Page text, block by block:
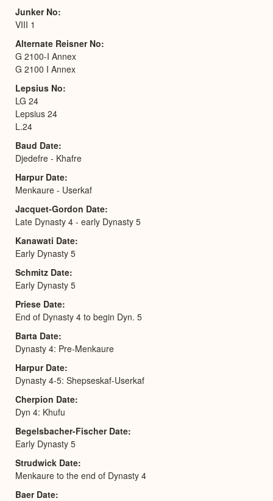
Junker No
VIII 1
Alternate Reisner No
G 2100-I Annex
G 2100 I Annex
Lepsius No
LG 24
Lepsius 24
L.24
Baud Date
Djedefre - Khafre
Harpur Date
Menkaure - Userkaf
Jacquet-Gordon Date
Late Dynasty 4 - early Dynasty 5
Kanawati Date
Early Dynasty 5
Schmitz Date
Early Dynasty 5
Priese Date
End of Dynasty 4 to begin Dyn. 5
Barta Date
Dynasty 4: Pre-Menkaure
Harpur Date
Dynasty 4-5: Shepseskaf-Userkaf
Cherpion Date
Dyn 4: Khufu
Begelsbacher-Fischer Date
Early Dynasty 5
Strudwick Date
Menkaure to the end of Dynasty 4
Baer Date